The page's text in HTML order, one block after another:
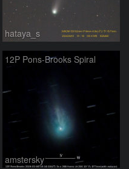
hataya_s
12P Pons-Brooks Spiral
amstersky